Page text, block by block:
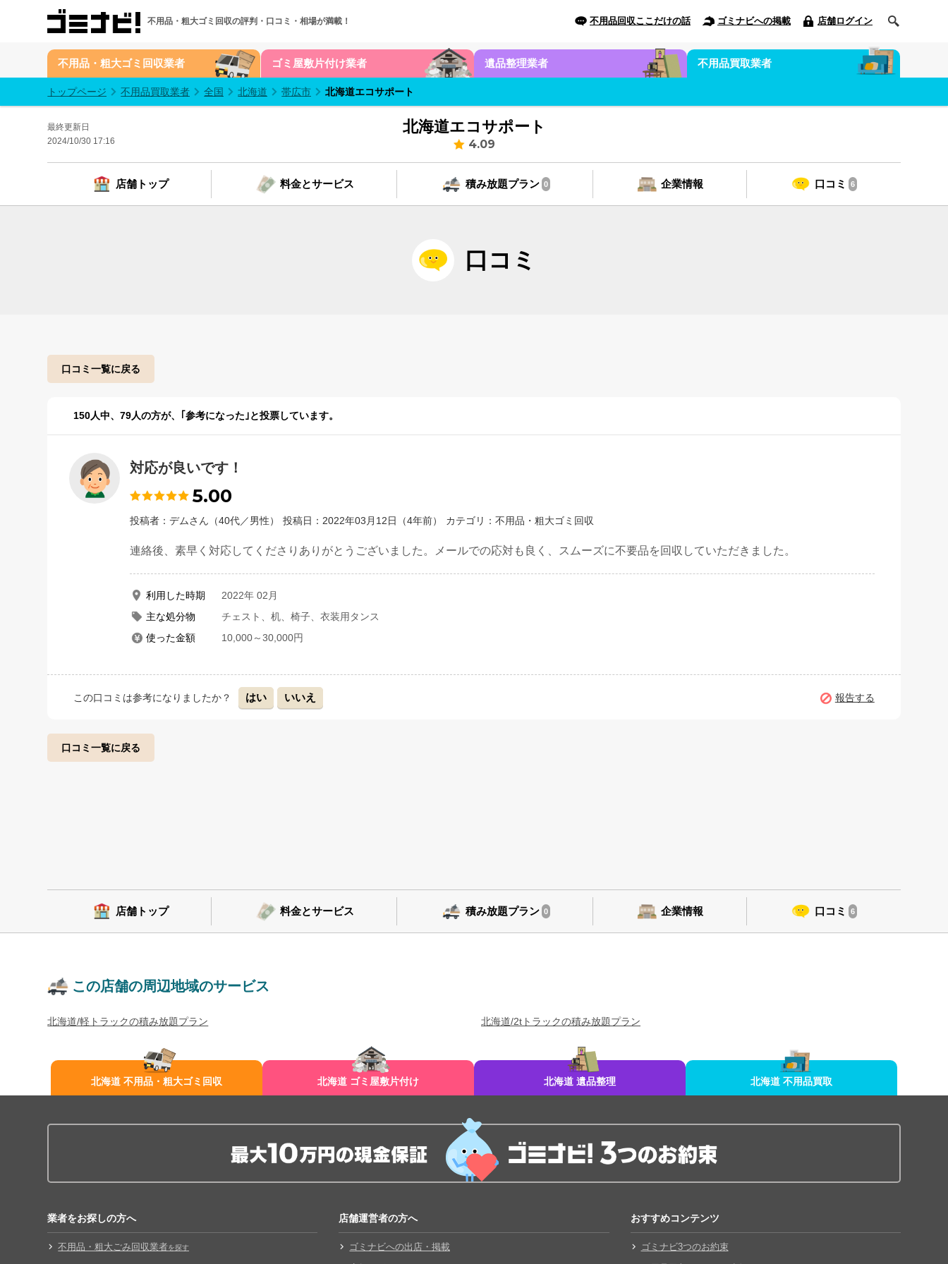
不用品・粗大ゴミ回収の評判・口コミ・相場が満載！ 不用品回収ここだけの話 ゴミナビへの掲載 店舗ログイン
不用品・粗大ゴミ回収業者 ゴミ屋敷片付け業者 遺品整理業者 不用品買取業者
トップページ 不用品買取業者 全国 北海道 帯広市 北海道エコサポート
北海道エコサポート
4.09
最終更新日
2024/10/30 17:16
店舗トップ 料金とサービス 積み放題プラン 0 企業情報 口コミ 6
口コミ
口コミ一覧に戻る
対応が良いです！
5.00
投稿者：デムさん（40代／男性） 投稿日：2022年03月12日（4年前） カテゴリ：不用品・粗大ゴミ回収
連絡後、素早く対応してくださりありがとうございました。メールでの応対も良く、スムーズに不要品を回収していただきました。
利用した時期
2022年 02月
主な処分物
チェスト、机、椅子、衣装用タンス
使った金額
10,000～30,000円
この口コミは参考になりましたか？ はい いいえ 報告する
150人中、79人の方が、｢参考になった｣と投票しています。
口コミ一覧に戻る
店舗トップ 料金とサービス 積み放題プラン 0 企業情報 口コミ 6
この店舗の周辺地域のサービス
北海道/軽トラックの積み放題プラン 北海道/2tトラックの積み放題プラン
北海道 不用品・粗大ゴミ回収 北海道 ゴミ屋敷片付け 北海道 遺品整理 北海道 不用品買取
業者をお探しの方へ
不用品・粗大ごみ回収業者を探す
店舗運営者の方へ
ゴミナビへの出店・掲載
おすすめコンテンツ
ゴミナビ3つのお約束